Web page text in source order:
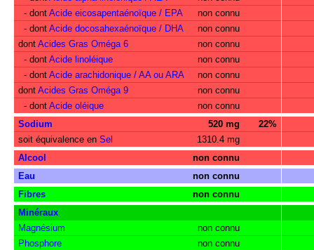
- dont Acide eicosapentaénoïque / EPA
non connu
- dont Acide docosahexaénoïque / DHA
non connu
dont Acides Gras Oméga 6
non connu
- dont Acide linoléique
non connu
- dont Acide arachidonique / AA ou ARA
non connu
dont Acides Gras Oméga 9
non connu
- dont Acide oléique
non connu
Sodium
520 mg
22%
soit équivalence en Sel
1310.4 mg
Alcool
non connu
Eau
non connu
Fibres
non connu
Minéraux
Magnésium
non connu
Phosphore
non connu